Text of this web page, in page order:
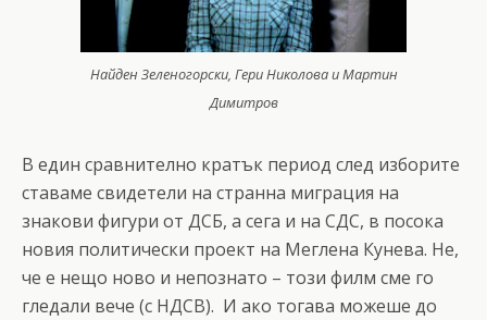
Найден Зеленогорски, Гери Николова и Мартин
Димитров
В един сравнително кратък период след изборите
ставаме свидетели на странна миграция на
знакови фигури от ДСБ, а сега и на СДС, в посока
новия политически проект на Меглена Кунева. Не,
че е нещо ново и непознато – този филм сме го
гледали вече (с НДСВ). И ако тогава можеше до